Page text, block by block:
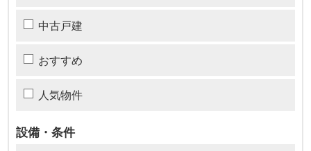
中古戸建
おすすめ
人気物件
設備・条件